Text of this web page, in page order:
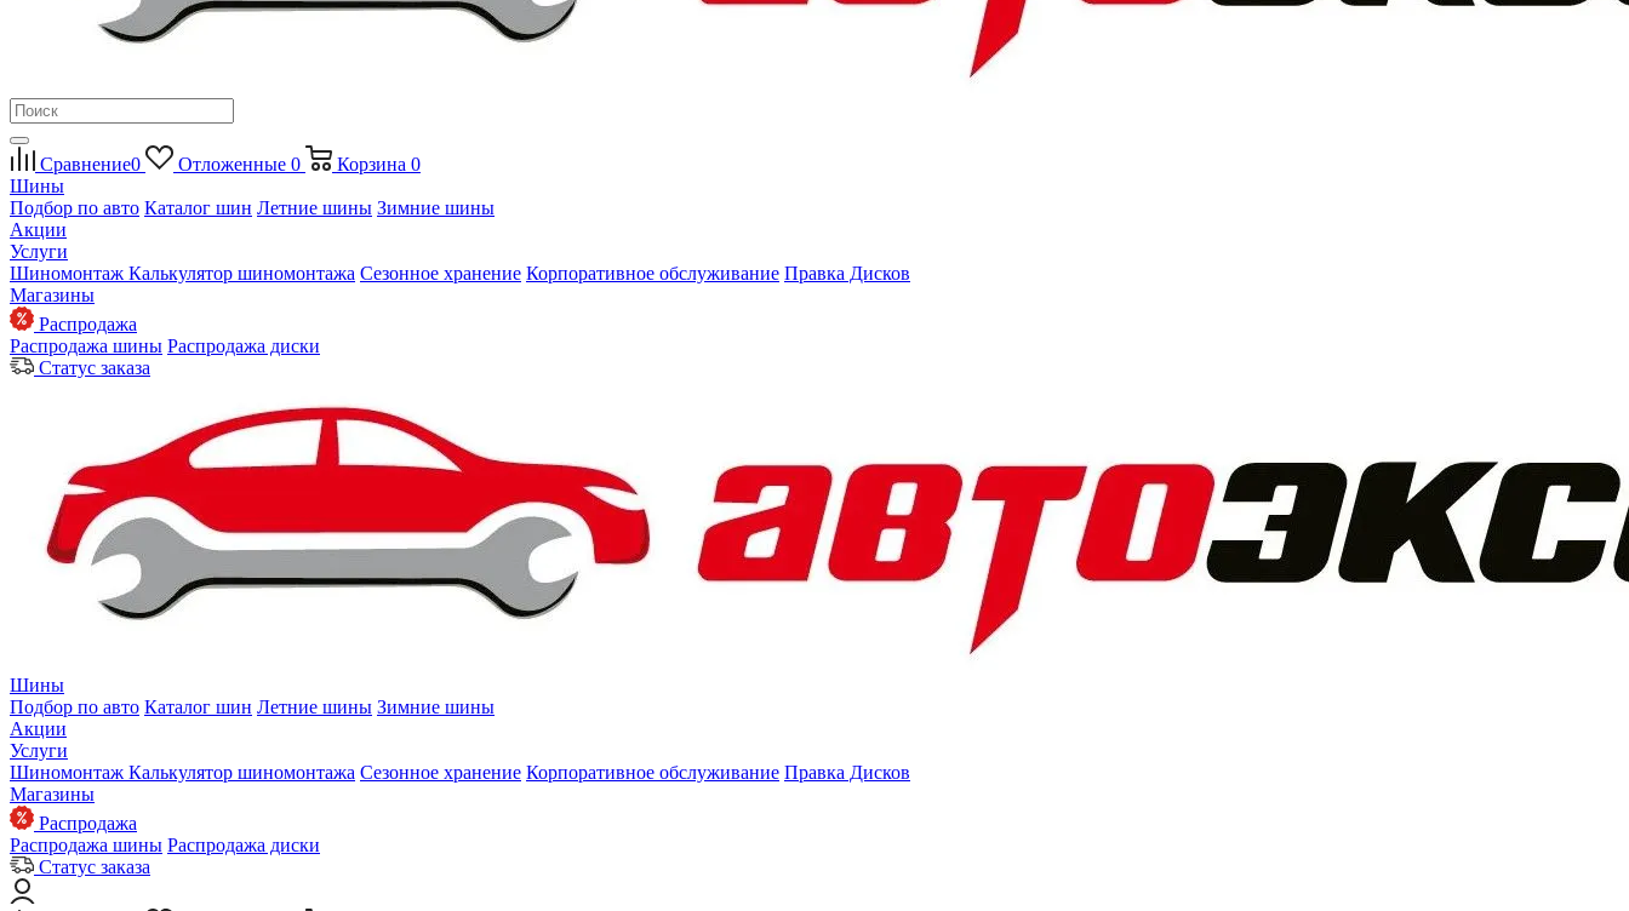
Сравнение0 Отложенные 0 Корзина 0
Шины
Подбор по авто Каталог шин Летние шины Зимние шины
Акции
Услуги
Шиномонтаж Калькулятор шиномонтажа Сезонное хранение Корпоративное обслуживание Правка Дисков
Магазины
Распродажа
Распродажа шины Распродажа диски
Статус заказа
Шины
Подбор по авто Каталог шин Летние шины Зимние шины
Акции
Услуги
Шиномонтаж Калькулятор шиномонтажа Сезонное хранение Корпоративное обслуживание Правка Дисков
Магазины
Распродажа
Распродажа шины Распродажа диски
Статус заказа